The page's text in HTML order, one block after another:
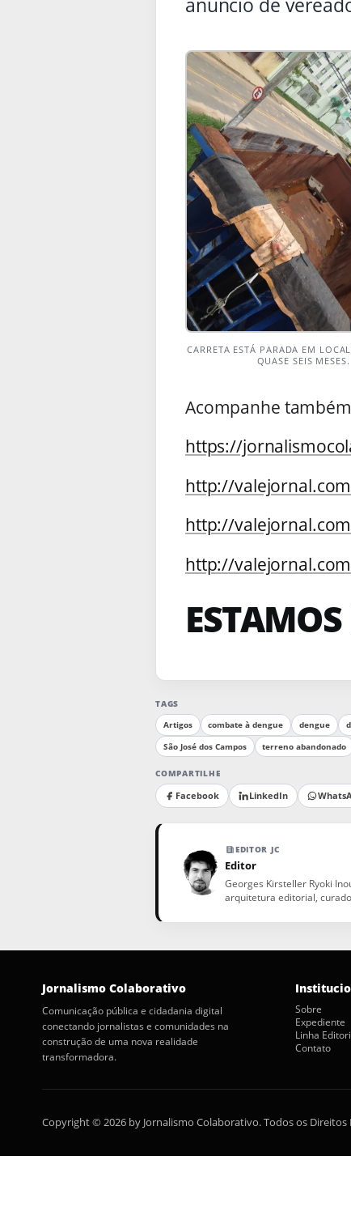
anúncio de
CARRETA ESTÁ PARADA EM
QUASE SEIS MESES.
Acompanhe
https://
http://
http://
http://
TAGS
Artigos
combate à dengue dengue
São José dos Campos terreno abandonado
COMPARTILHE
Facebook LinkedIn
EDITOR JC
Editor
Georges Kirsteller Ryoki
arquitetura editorial,
Jornalismo Colaborativo
Comunicação pública e cidadania digital
conectando jornalistas e comunidades na
construção de uma nova realidade
transformadora.
Sobre
Expediente
Linha
Contato
Copyright © 2026 by Jornalismo Colaborativo. Todos os Direitos